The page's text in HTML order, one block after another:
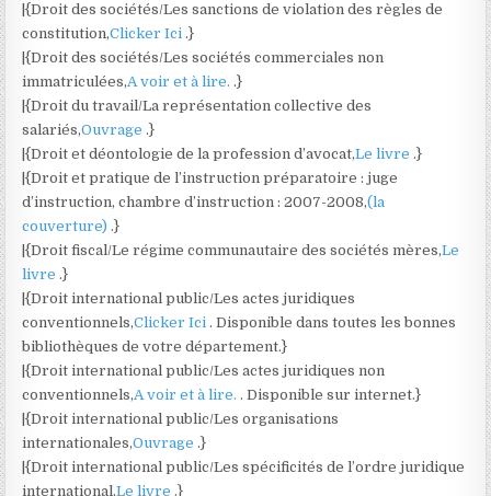
|{Droit des sociétés/Les sanctions de violation des règles de
constitution,Clicker Ici.}
|{Droit des sociétés/Les sociétés commerciales non
immatriculées,A voir et à lire..}
|{Droit du travail/La représentation collective des
salariés,Ouvrage.}
|{Droit et déontologie de la profession d’avocat,Le livre.}
|{Droit et pratique de l’instruction préparatoire : juge
d’instruction, chambre d’instruction : 2007-2008,(la
couverture).}
|{Droit fiscal/Le régime communautaire des sociétés mères,Le
livre.}
|{Droit international public/Les actes juridiques
conventionnels,Clicker Ici. Disponible dans toutes les bonnes
bibliothèques de votre département.}
|{Droit international public/Les actes juridiques non
conventionnels,A voir et à lire.. Disponible sur internet.}
|{Droit international public/Les organisations
internationales,Ouvrage.}
|{Droit international public/Les spécificités de l’ordre juridique
international,Le livre.}